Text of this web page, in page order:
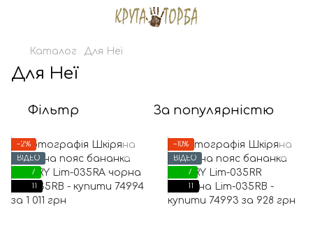
Каталог Для Неї
Для Неї
Фільтр За популярністю
−2%
ВІДЕО
7
11
−10%
ВІДЕО
7
11